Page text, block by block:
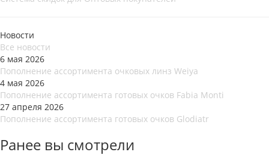
Новости
Все новости
6 мая 2026
Пополнение ассортимента очковых линз Weiya
4 мая 2026
Пополнение ассортимента готовых очков Fabia Monti
27 апреля 2026
Пополнение ассортимента готовых очков Glodiatr
Ранее вы смотрели